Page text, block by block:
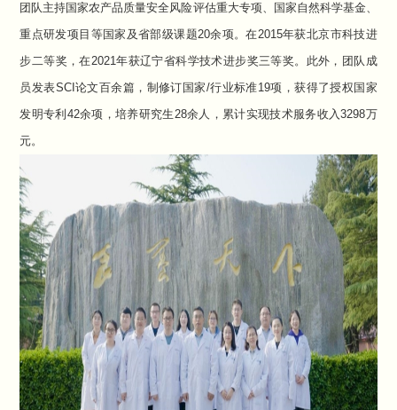
团队主持国家农产品质量安全风险评估重大专项、国家自然科学基金、
重点研发项目等国家及省部级课题20余项。在2015年获北京市科技进
步二等奖，在2021年获辽宁省科学技术进步奖三等奖。此外，团队成
员发表SCI 论文百余篇，制修订国家/行业标准19项，获得了授权国家
发明专利 42余项，培养研究生28余人，累计实现技术服务收入3298万
元。